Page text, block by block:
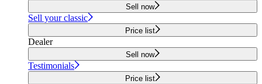
Sell now
Sell your classic
Price list
Dealer
Sell now
Testimonials
Price list